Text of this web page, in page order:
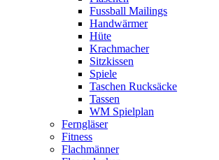
Fussball Mailings
Handwärmer
Hüte
Krachmacher
Sitzkissen
Spiele
Taschen Rucksäcke
Tassen
WM Spielplan
Ferngläser
Fitness
Flachmänner